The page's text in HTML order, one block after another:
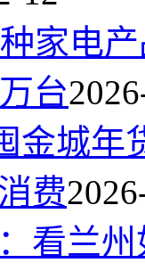
家电
台
金城年
费
看兰